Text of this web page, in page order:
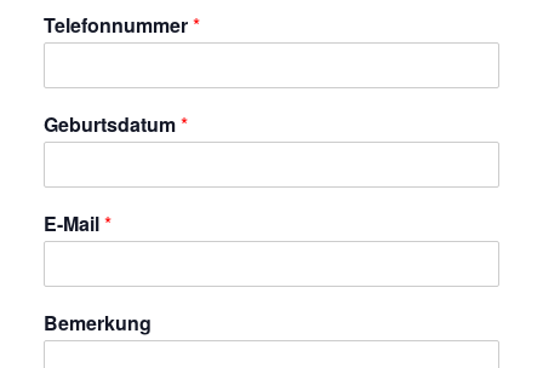
Telefonnummer*
Geburtsdatum*
E-Mail*
Bemerkung